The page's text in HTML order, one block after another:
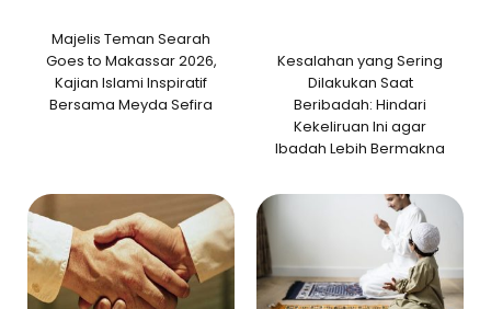
Majelis Teman Searah
Goes to Makassar 2026,
Kajian Islami Inspiratif
Bersama Meyda Sefira
Kesalahan yang Sering
Dilakukan Saat
Beribadah: Hindari
Kekeliruan Ini agar
Ibadah Lebih Bermakna